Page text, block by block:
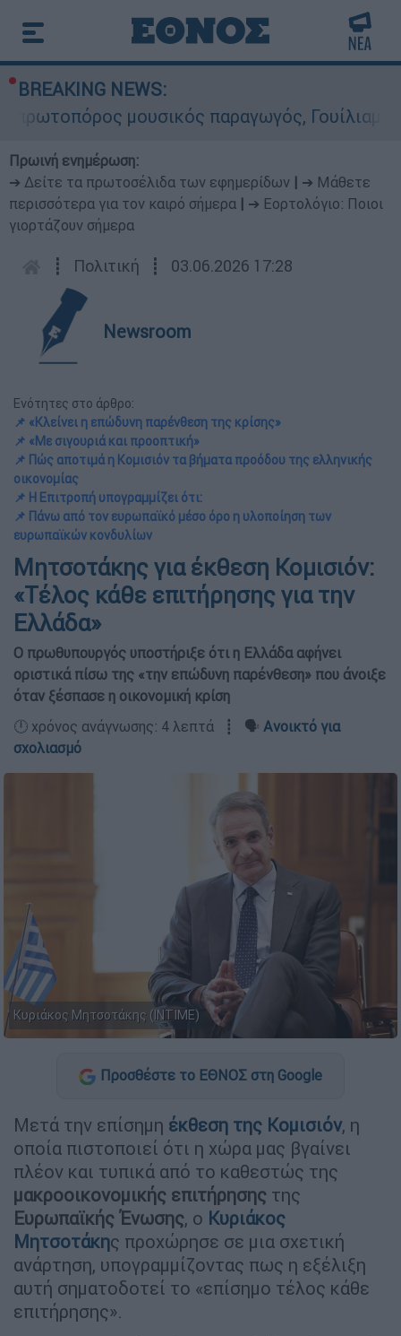
BREAKING NEWS:
μουσικός παραγωγός, Γουίλιαμ
Πρωινή ενημέρωση:
➔ Δείτε τα πρωτοσέλιδα των εφημερίδων
➔ Μάθετε
περισσότερα για τον καιρό σήμερα
➔ Εορτολόγιο: Ποιοι
γιορτάζουν σήμερα
┋ Πολιτική ┋ 03.06.2026 17:28
Newsroom
Ενότητες στο άρθρο:
📌 «Κλείνει η επώδυνη παρένθεση της κρίσης»
📌 «Με σιγουριά και προοπτική»
📌 Πώς αποτιμά η Κομισιόν τα βήματα προόδου της ελληνικής
οικονομίας
📌 Η Επιτροπή υπογραμμίζει ότι:
📌 Πάνω από τον ευρωπαϊκό μέσο όρο η υλοποίηση των
ευρωπαϊκών κονδυλίων
Μητσοτάκης για έκθεση Κομισιόν:
«Τέλος κάθε επιτήρησης για την
Ελλάδα»
Ο πρωθυπουργός υποστήριξε ότι η Ελλάδα αφήνει
οριστικά πίσω της «την επώδυνη παρένθεση» που άνοιξε
όταν ξέσπασε η οικονομική κρίση
🕛 χρόνος ανάγνωσης: 4 λεπτά ┋ 🗣️ Ανοικτό για
σχολιασμό
Κυριάκος Μητσοτάκης (ΙΝΤΙΜΕ)
Προσθέστε το ΕΘΝΟΣ στη Google
Μετά την επίσημη έκθεση της Κομισιόν, η
οποία πιστοποιεί ότι η χώρα μας βγαίνει
πλέον και τυπικά από το καθεστώς της
μακροοικονομικής επιτήρησης της
Ευρωπαϊκής Ένωσης, ο Κυριάκος
Μητσοτάκης προχώρησε σε μια σχετική
ανάρτηση, υπογραμμίζοντας πως η εξέλιξη
αυτή σηματοδοτεί το «επίσημο τέλος κάθε
επιτήρησης».